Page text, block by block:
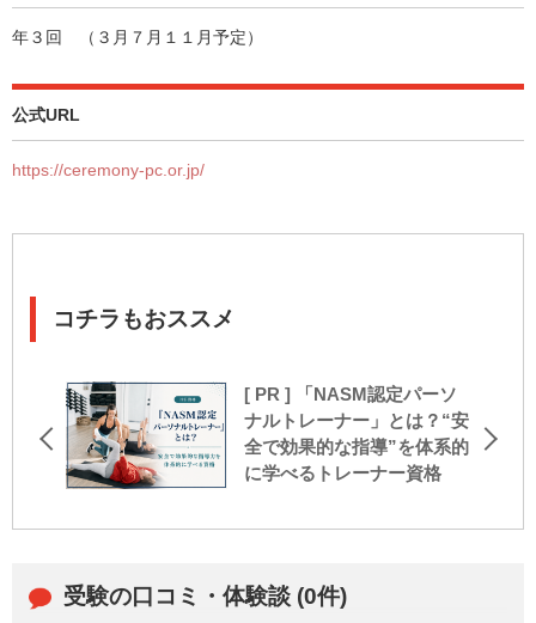
年３回 （３月７月１１月予定）
公式URL
https://ceremony-pc.or.jp/
コチラもおススメ
[ PR ] 「NASM認定パーソ
ナルトレーナー」とは？“安
全で効果的な指導”を体系的
に学べるトレーナー資格
受験の口コミ・体験談 (0件)